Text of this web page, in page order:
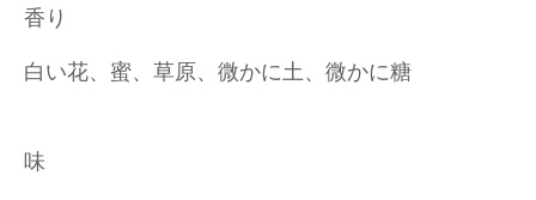
香り
白い花、蜜、草原、微かに土、微かに糖
味